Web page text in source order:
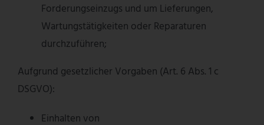
Forderungseinzugs und um Lieferungen,
Wartungstätigkeiten oder Reparaturen
durchzuführen;
Aufgrund gesetzlicher Vorgaben (Art. 6 Abs. 1 c
DSGVO):
Einhalten von